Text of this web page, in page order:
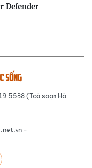
Defender
5588 (Toà soạn Hà
-